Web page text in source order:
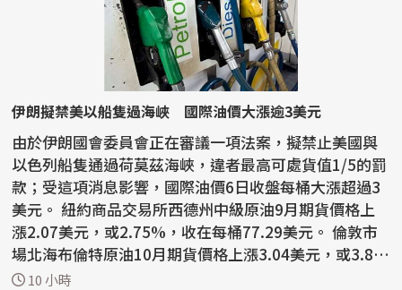
伊朗擬禁美以船隻過海峽 國際油價大漲逾3美元
由於伊朗國會委員會正在審議一項法案，擬禁止美國與
以色列船隻通過荷莫茲海峽，違者最高可處貨值1/5的罰
款；受這項消息影響，國際油價6日收盤每桶大漲超過3
美元。 紐約商品交易所西德州中級原油9月期貨價格上
漲2.07美元，或2.75%，收在每桶77.29美元。 倫敦市
場北海布倫特原油10月期貨價格上漲3.04美元，或3.8
3%，...
10 小時